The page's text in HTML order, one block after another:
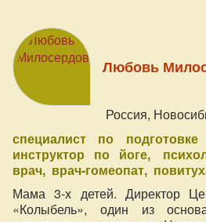
Любовь
Россия,
специалист по
инструктор по йоге
врач врач-гомеопат
Мама 3-х детей. Директор
«Колыбель», один из